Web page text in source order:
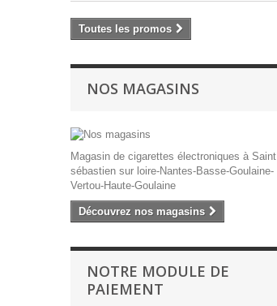
Toutes les promos
NOS MAGASINS
Magasin de cigarettes électroniques à Saint
sébastien sur loire-Nantes-Basse-Goulaine-
Vertou-Haute-Goulaine
Découvrez nos magasins
NOTRE MODULE DE
PAIEMENT